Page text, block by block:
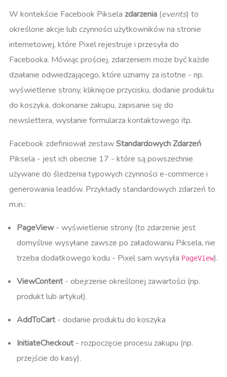
W kontekście Facebook Piksela zdarzenia (events) to
określone akcje lub czynności użytkowników na stronie
internetowej, które Pixel rejestruje i przesyła do
Facebooka. Mówiąc prościej, zdarzeniem może być każde
działanie odwiedzającego, które uznamy za istotne - np.
wyświetlenie strony, kliknięcie przycisku, dodanie produktu
do koszyka, dokonanie zakupu, zapisanie się do
newslettera, wysłanie formularza kontaktowego itp.
Facebook zdefiniował zestawStandardowych Zdarzeń
Piksela - jest ich obecnie 17 - które są powszechnie
używane do śledzenia typowych czynności e-commerce i
generowania leadów. Przykłady standardowych zdarzeń to
m.in.:
PageView- wyświetlenie strony (to zdarzenie jest
domyślnie wysyłane zawsze po załadowaniu Piksela, nie
trzeba dodatkowego kodu - Pixel sam wysyła PageView).
ViewContent- obejrzenie określonej zawartości (np.
produkt lub artykuł).
AddToCart- dodanie produktu do koszyka​
InitiateCheckout- rozpoczęcie procesu zakupu (np.
przejście do kasy).